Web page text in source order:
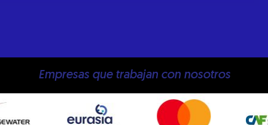
Empresas que trabajan con nosotros